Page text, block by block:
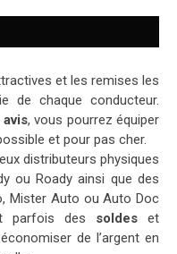
et les remises les
de chaque conducteur.
avis, vous pourrez équiper
et pour pas cher.
distributeurs physiques
ou Roady ainsi que des
Mister Auto ou Auto Doc
parfois des soldeset
de l’argent en